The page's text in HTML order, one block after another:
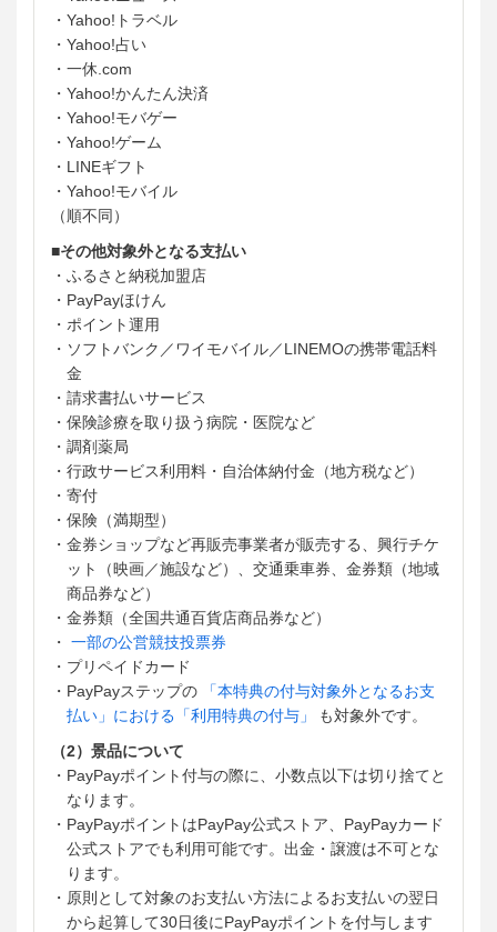
・Yahoo!トラベル
・Yahoo!占い
・一休.com
・Yahoo!かんたん決済
・Yahoo!モバゲー
・Yahoo!ゲーム
・LINEギフト
・Yahoo!モバイル
（順不同）
■その他対象外となる支払い
・ふるさと納税加盟店
・PayPayほけん
・ポイント運用
・ソフトバンク／ワイモバイル／LINEMOの携帯電話料
金
・請求書払いサービス
・保険診療を取り扱う病院・医院など
・調剤薬局
・行政サービス利用料・自治体納付金（地方税など）
・寄付
・保険（満期型）
・金券ショップなど再販売事業者が販売する、興行チケ
ット（映画／施設など）、交通乗車券、金券類（地域
商品券など）
・金券類（全国共通百貨店商品券など）
・ 一部の公営競技投票券
・プリペイドカード
・PayPayステップの 「本特典の付与対象外となるお支
払い」における「利用特典の付与」 も対象外です。
（2）景品について
・PayPayポイント付与の際に、小数点以下は切り捨てと
なります。
・PayPayポイントはPayPay公式ストア、PayPayカード
公式ストアでも利用可能です。出金・譲渡は不可とな
ります。
・原則として対象のお支払い方法によるお支払いの翌日
から起算して30日後にPayPayポイントを付与します